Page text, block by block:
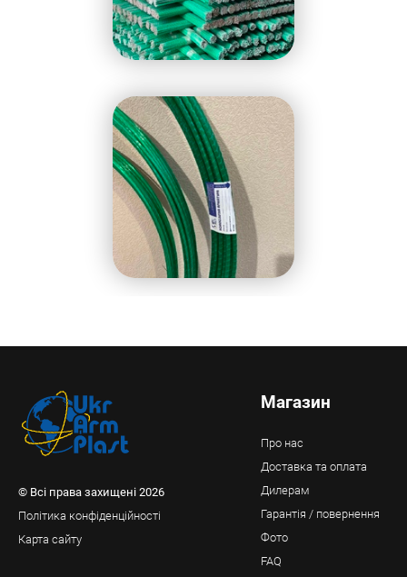
© Всі права захищені 2026
Політика конфіденційності
Карта сайту
Магазин
Про нас
Доставка та оплата
Дилерам
Гарантія / повернення
Фото
FAQ